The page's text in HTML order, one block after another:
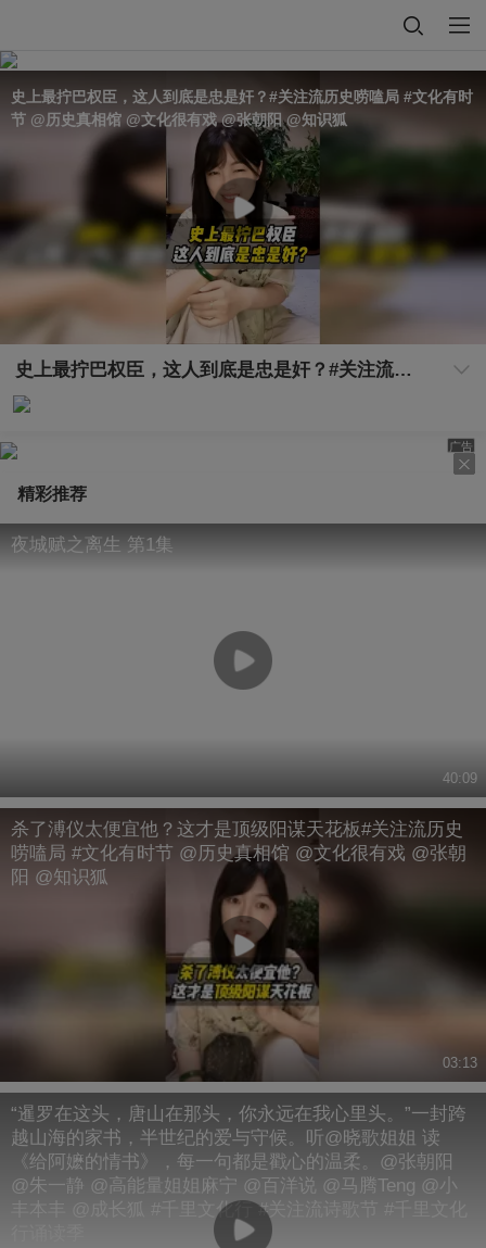
史上最拧巴权臣，这人到底是忠是奸？#关注流历史唠嗑局 #文化有时
节 @历史真相馆 @文化很有戏 @张朝阳 @知识狐
史上最拧巴权臣，这人到底是忠是奸？#关注流历史唠嗑局 #文化有时节 @历史真相馆 @文化很有戏 @张朝阳 @知识狐
广告
精彩推荐
夜城赋之离生 第1集
40:09
杀了溥仪太便宜他？这才是顶级阳谋天花板#关注流历史
唠嗑局 #文化有时节 @历史真相馆 @文化很有戏 @张朝
阳 @知识狐
03:13
“暹罗在这头，唐山在那头，你永远在我心里头。”一封跨
越山海的家书，半世纪的爱与守候。听@晓歌姐姐 读
《给阿嬷的情书》，每一句都是戳心的温柔。@张朝阳
@朱一静 @高能量姐姐麻宁 @百洋说 @马腾Teng @小
丰本丰 @成长狐 #千里文化行 #关注流诗歌节 #千里文化